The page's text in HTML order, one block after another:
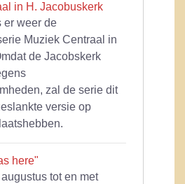
in H. Jacobuskerk
er weer de
Muziek Centraal in
de Jacobskerk
zal de serie dit
versie op
here"
tot en met